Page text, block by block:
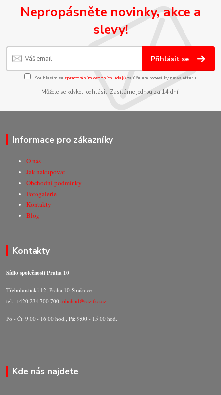
Nepropásněte novinky, akce a
slevy!
Přihlásit se
Souhlasím se zpracováním osobních údajůza účelem rozesílky newsletteru.
Můžete se kdykoli odhlásit. Zasíláme jednou za 14 dní.
Informace pro zákazníky
O nás
Jak nakupovat
Obchodní podmínky
Fotogalerie
Kontakty
Blog
Kontakty
Sídlo společnosti Praha 10
Třebohostická 12, Praha 10-Strašnice
tel.: +420 234 700 700,obchod@razitka.cz
Po - Čt: 9:00 - 16:00 hod., Pá: 9:00 - 15:00 hod.
Kde nás najdete